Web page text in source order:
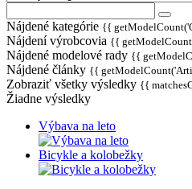
Nájdené kategórie {{
Nájdení výrobcovia {{
Nájdené modelové rady {{
Nájdené články {{
Zobraziť všetky výsledky {{
Žiadne výsledky
Výbava na leto
Bicykle a kolobežky